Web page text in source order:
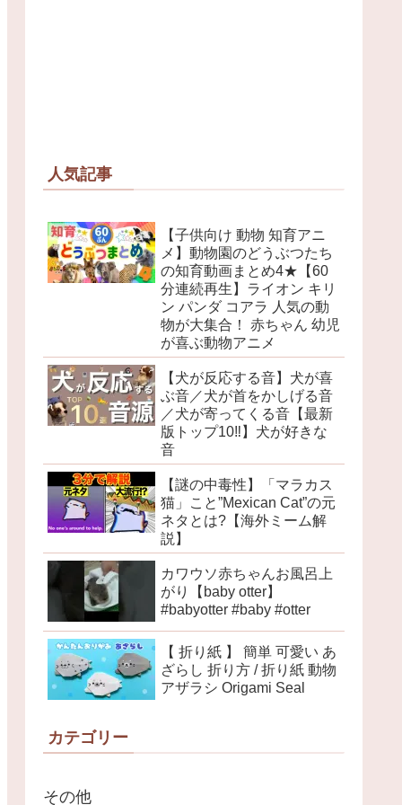
人気記事
【子供向け 動物 知育アニ
メ】動物園のどうぶつたち
の知育動画まとめ4★【60
分連続再生】ライオン キリ
ン パンダ コアラ 人気の動
物が大集合！ 赤ちゃん 幼児
が喜ぶ動物アニメ
【犬が反応する音】犬が喜
ぶ音／犬が首をかしげる音
／犬が寄ってくる音【最新
版トップ10‼︎】犬が好きな
音
【謎の中毒性】「マラカス
猫」こと”Mexican Cat”の元
ネタとは?【海外ミーム解
説】
カワウソ赤ちゃんお風呂上
がり【baby otter】
#babyotter #baby #otter
【 折り紙 】 簡単 可愛い あ
ざらし 折り方 / 折り紙 動物
アザラシ Origami Seal
カテゴリー
その他